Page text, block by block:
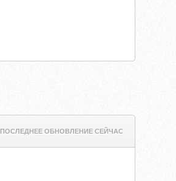
ПОСЛЕДНЕЕ ОБНОВЛЕНИЕ СЕЙЧАС